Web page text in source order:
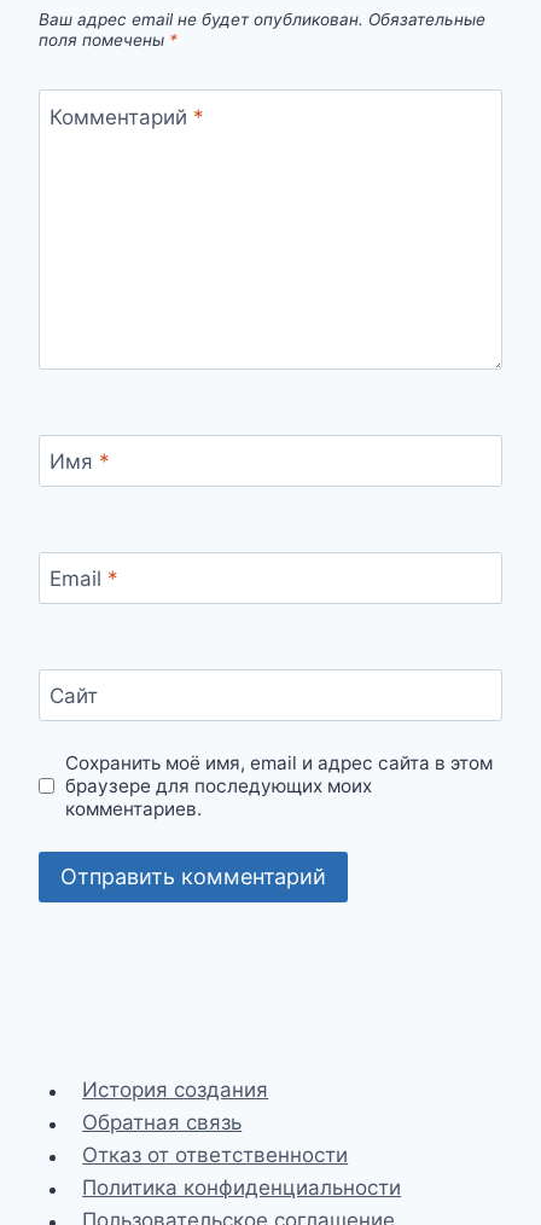
Ваш адрес email не будет опубликован. Обязательные
поля помечены *
Комментарий *
Имя *
Email *
Сайт
Сохранить моё имя, email и адрес сайта в этом
браузере для последующих моих
комментариев.
История создания
Обратная связь
Отказ от ответственности
Политика конфиденциальности